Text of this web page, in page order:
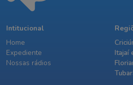
Intitucional
Home
Expediente
Nossas rádios
Itajaí